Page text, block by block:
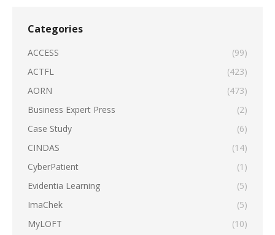
Categories
ACCESS
(99)
ACTFL
(423)
AORN
(473)
Business Expert Press
(2)
Case Study
(6)
CINDAS
(14)
CyberPatient
(1)
Evidentia Learning
(5)
ImaChek
(5)
MyLOFT
(10)